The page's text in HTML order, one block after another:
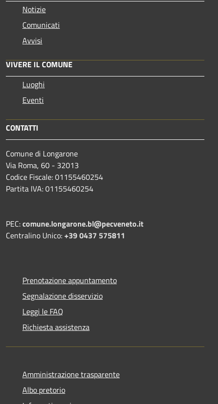
Notizie
Comunicati
Avvisi
VIVERE IL COMUNE
Luoghi
Eventi
CONTATTI
Comune di Longarone
Via Roma, 60 - 32013
Codice Fiscale: 01155460254
Partita IVA: 01155460254
PEC:comune.longarone.bl@pecveneto.it
Centralino Unico:+39 0437 575811
Prenotazione appuntamento
Segnalazione disservizio
Leggi le FAQ
Richiesta assistenza
Amministrazione trasparente
Albo pretorio